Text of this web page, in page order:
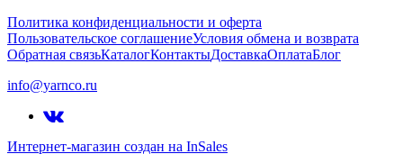
Политика конфиденциальности и оферта
Пользовательское соглашениеУсловия обмена и возврата
Обратная связьКаталогКонтактыДоставкаОплатаБлог
info@yarnco.ru
Интернет-магазин создан на InSales